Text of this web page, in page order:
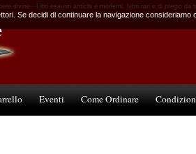
divine - Libri esauriti antichi e moderni. Libri rari e di pregio da
Eventi Come Ordinare
Se decidi di continuare la navigazione consideriamo